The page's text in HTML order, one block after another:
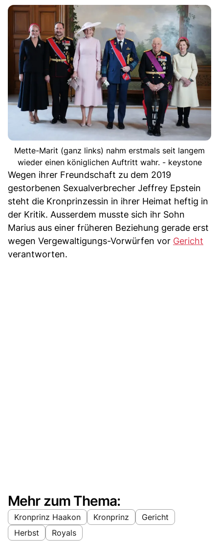
Mette-Marit (ganz links) nahm erstmals seit langem
wieder einen königlichen Auftritt wahr. - keystone
Wegen ihrer Freundschaft zu dem 2019
gestorbenen Sexualverbrecher Jeffrey Epstein
steht die Kronprinzessin in ihrer Heimat heftig in
der Kritik. Ausserdem musste sich ihr Sohn
Marius aus einer früheren Beziehung gerade erst
wegen Vergewaltigungs-Vorwürfen vor Gericht
verantworten.
Mehr zum Thema:
Kronprinz Haakon Kronprinz
Gericht
Herbst
Royals